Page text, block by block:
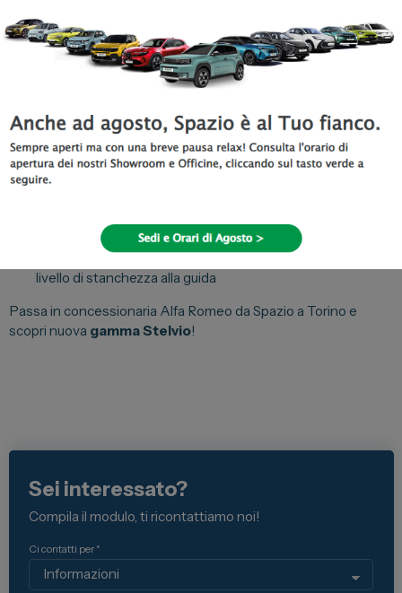
l’Active Blind Spot Assist
che monitora la presenza di
vetture negli angoli ciechi;
Traffic Jam AssisteHighway Assistche gestisce
autonomamente la velocità della vettura in funzione della
l’Intelligent Speed Controlche combina le funzionalità
dell’Active Cruise Control col sistema Traffic Sign
Recognition suggerendo al guidatore una regolazione
automatica della velocità in funzione dei limiti rilevati dalla
sui limiti di velocità e sui divieti di sorpasso;
Driver Attention Assistche aiuta nel gestire il tuo
livello di stanchezza alla guida
Passa in concessionaria Alfa Romeo da Spazio a Torino e
scopri nuova gamma Stelvio!
Sei interessato?
Compila il modulo, ti ricontattiamo noi!
Ci contatti per *